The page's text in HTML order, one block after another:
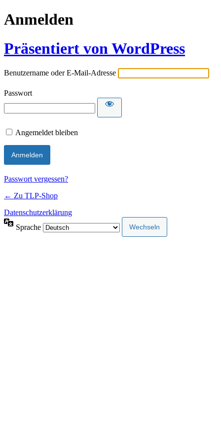
Anmelden
Präsentiert von WordPress
Benutzername oder E-Mail-Adresse
Passwort
Angemeldet bleiben
Passwort vergessen?
← Zu TLP-Shop
Datenschutzerklärung
Sprache